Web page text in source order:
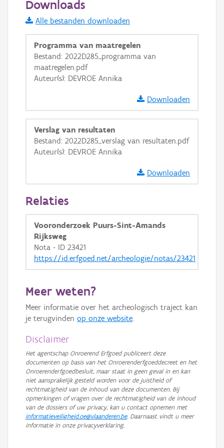
Informatie Vlaanderen
i
+ −
Basis Lagen
Ortho
GRB-Basiskaart
GRB-Basiskaart in grijswaarden
Downloads
Alle bestanden downloaden
Programma van maatregelen
Bestand: 2022D285_programma van
maatregelen.pdf
Auteur(s): DEVROE Annika
Downloaden
Verslag van resultaten
Bestand: 2022D285_verslag van resultaten.pdf
Auteur(s): DEVROE Annika
Downloaden
Relaties
Vooronderzoek Puurs-Sint-Amands
Rijksweg
Nota - ID 23421
https://id.erfgoed.net/archeologie/notas/23421
Meer weten?
Meer informatie over het archeologisch traject kan
je terugvinden op onze website.
Disclaimer
Het agentschap Onroerend Erfgoed publiceert deze
documenten op basis van het Onroerenderfgoeddecreet en het
Onroerenderfgoedbesluit, maar staat in geen geval in en kan
niet aansprakelijk gesteld worden voor de juistheid of
rechtmatigheid van de inhoud van deze documenten. Bij
opmerkingen of vragen over de rechtmatigheid van de inhoud
van de dossiers of uw privacy, kan u contact opnemen met
informatieveiligheid.oe@vlaanderen.be. Daarnaast vindt u meer
informatie in onze privacyverklaring.